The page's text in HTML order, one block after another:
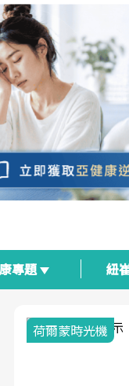
專題 紐
荷爾蒙時光機